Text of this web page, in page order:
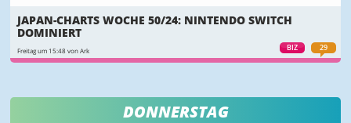
BIZ 29
JAPAN-CHARTS WOCHE 50/24: NINTENDO SWITCH
DOMINIERT
Freitag um 15:48 von Ark
DONNERSTAG